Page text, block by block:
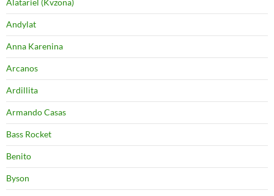
Alatariel (Kvzona)
Andylat
Anna Karenina
Arcanos
Ardillita
Armando Casas
Bass Rocket
Benito
Byson